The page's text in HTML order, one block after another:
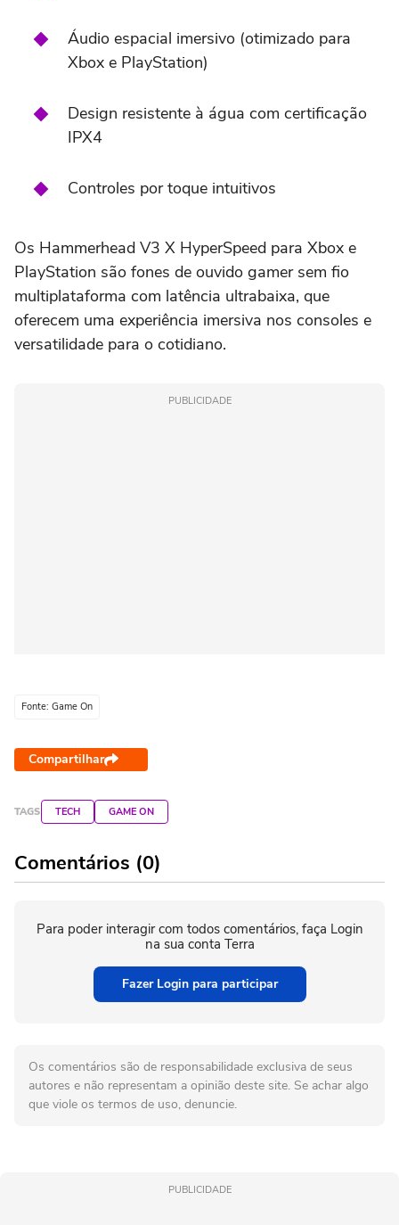
Áudio espacial imersivo (otimizado para
Xbox e PlayStation)
Design resistente à água com certificação
IPX4
Controles por toque intuitivos
Os Hammerhead V3 X HyperSpeed para Xbox e
PlayStation são fones de ouvido gamer sem fio
multiplataforma com latência ultrabaixa, que
oferecem uma experiência imersiva nos consoles e
versatilidade para o cotidiano.
PUBLICIDADE
Fonte: Game On
Compartilhar
TAGS TECH GAME ON
Comentários (0)
Para poder interagir com todos comentários, faça Login
na sua conta Terra
Fazer Login para participar
Os comentários são de responsabilidade exclusiva de seus
autores e não representam a opinião deste site. Se achar algo
que viole os termos de uso, denuncie.
PUBLICIDADE